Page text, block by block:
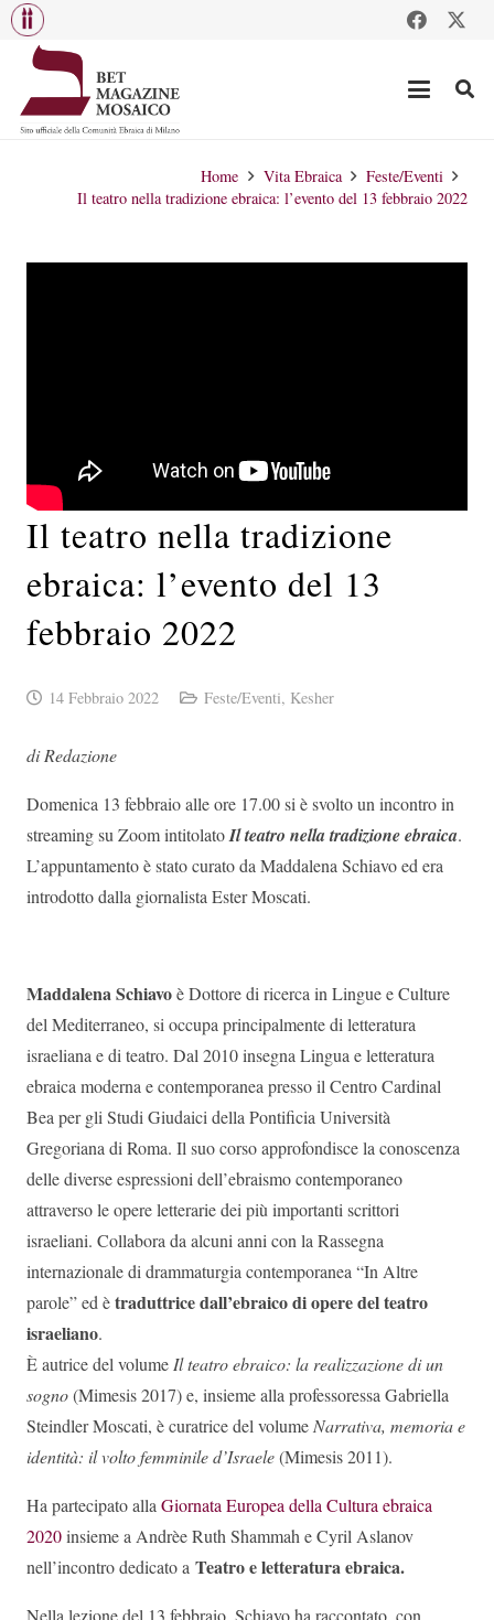
Home Vita Ebraica
Feste/Eventi
Il teatro nella tradizione ebraica: l’evento del 13 febbraio 2022
Il teatro nella tradizione
ebraica: l’evento del 13
febbraio 2022
14 Febbraio 2022 Feste/Eventi, Kesher
di Redazione
Domenica 13 febbraio alle ore 17.00 si è svolto un incontro in
streaming su Zoom intitolatoIl teatro nella tradizione ebraica.
L’appuntamento è stato curato da Maddalena Schiavo ed era
introdotto dalla giornalista Ester Moscati.
Maddalena Schiavoè Dottore di ricerca in Lingue e Culture
del Mediterraneo, si occupa principalmente di letteratura
israeliana e di teatro. Dal 2010 insegna Lingua e letteratura
ebraica moderna e contemporanea presso il Centro Cardinal
Bea per gli Studi Giudaici della Pontificia Università
Gregoriana di Roma. Il suo corso approfondisce la conoscenza
delle diverse espressioni dell’ebraismo contemporaneo
attraverso le opere letterarie dei più importanti scrittori
israeliani. Collabora da alcuni anni con la Rassegna
internazionale di drammaturgia contemporanea “In Altre
parole” ed ètraduttrice dall’ebraico di opere del teatro
israeliano.
È autrice del volume Il teatro ebraico: la realizzazione di un
sogno(Mimesis 2017) e, insieme alla professoressa Gabriella
Steindler Moscati, è curatrice del volume Narrativa, memoria e
identità: il volto femminile d’Israele(Mimesis 2011).
Ha partecipato alla Giornata Europea della Cultura ebraica
2020insieme a Andrèe Ruth Shammah e Cyril Aslanov
nell’incontro dedicato a Teatro e letteratura ebraica.
Nella lezione del 13 febbraio, Schiavo ha raccontato, con